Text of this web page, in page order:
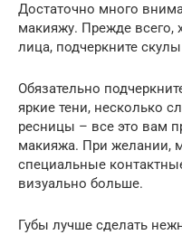
Достаточно много
макияжу. Прежде всего,
лица, подчеркните
Обязательно
яркие тени, несколько
ресницы – все это вам
макияжа. При желании,
специальные
визуально больше.
Губы лучше сделать